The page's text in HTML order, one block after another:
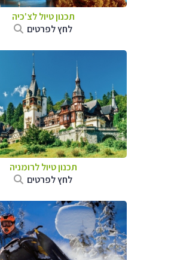
תכנון טיול לצ'כיה
לחץ לפרטים
תכנון טיול לרומניה
לחץ לפרטים